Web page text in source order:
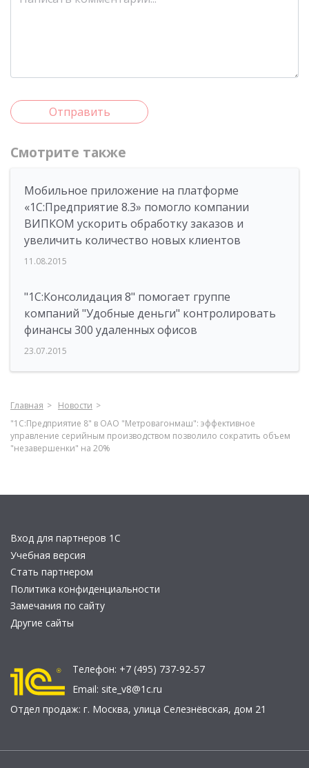
Отправить
Смотрите также
Мобильное приложение на платформе
«1С:Предприятие 8.3» помогло компании
ВИПКОМ ускорить обработку заказов и
увеличить количество новых клиентов
11.08.2015
"1С:Консолидация 8" помогает группе
компаний "Удобные деньги" контролировать
финансы 300 удаленных офисов
23.07.2015
Главная
Новости
"1С:Предприятие 8" в ОАО "Метровагонмаш": эффективное
управление серийным производством позволило сократить объем
"незавершенки" на 20%
Вход для партнеров 1С
Учебная версия
Стать партнером
Политика конфиденциальности
Замечания по сайту
Другие сайты
Телефон: +7 (495) 737-92-57
Email: site_v8@1c.ru
Отдел продаж: г. Москва, улица Селезнёвская, дом 21